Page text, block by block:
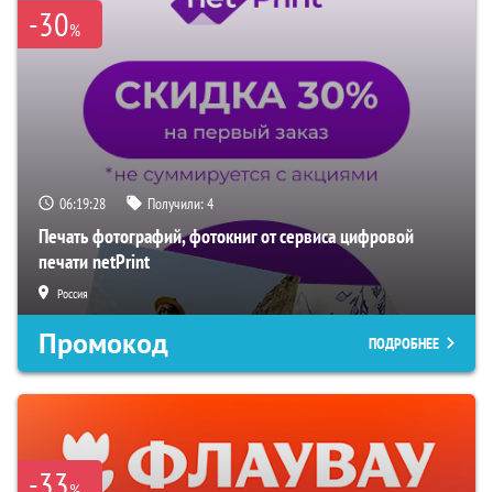
-30%
06:19:27 Получили:4
Печать фотографий, фотокниг от сервиса цифровой
печати netPrint
Россия
Промокод ПОДРОБНЕЕ